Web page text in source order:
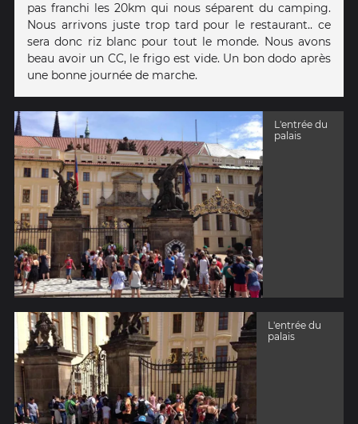
pas franchi les 20km qui nous séparent du camping.
Nous arrivons juste trop tard pour le restaurant.. ce
sera donc riz blanc pour tout le monde. Nous avons
beau avoir un CC, le frigo est vide. Un bon dodo après
une bonne journée de marche.
L'entrée du
palais
L'entrée du
palais